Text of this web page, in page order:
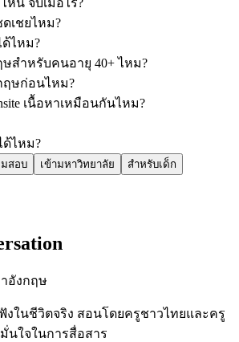
เชยไหม?
ไหม?
สำหรับคนอายุ 40+ ไหม?
ษก่อนไหม?
เนื้อหาเหมือนกันไหม?
ไหม?
มสอบ เข้ามหาวิทยาลัย สำหรับเด็ก
อังกฤษ
ในชีวิตจริง สอนโดยครูชาวไทยและครู
นใจในการสื่อสาร